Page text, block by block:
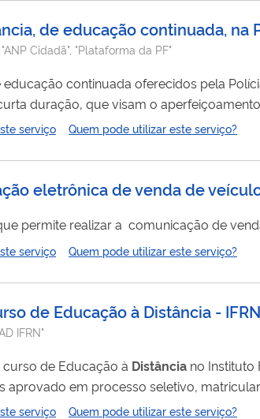
de educação continuada, na
"ANP Cidadã", "Plataforma da PF"
continuada oferecidos pela Polícia
duração, que visam o
de modo em geral, em temas
são ofertados ao público, em turmas
serviço Quem pode utilizar este serviço?
eletrônica de venda de
permite realizar a comunicação de
serviço Quem pode utilizar este serviço?
de Educação à Distância - IFRN
IFRN"
de Educação à Distância no Instituto
aprovado em processo seletivo,
serviço Quem pode utilizar este serviço?